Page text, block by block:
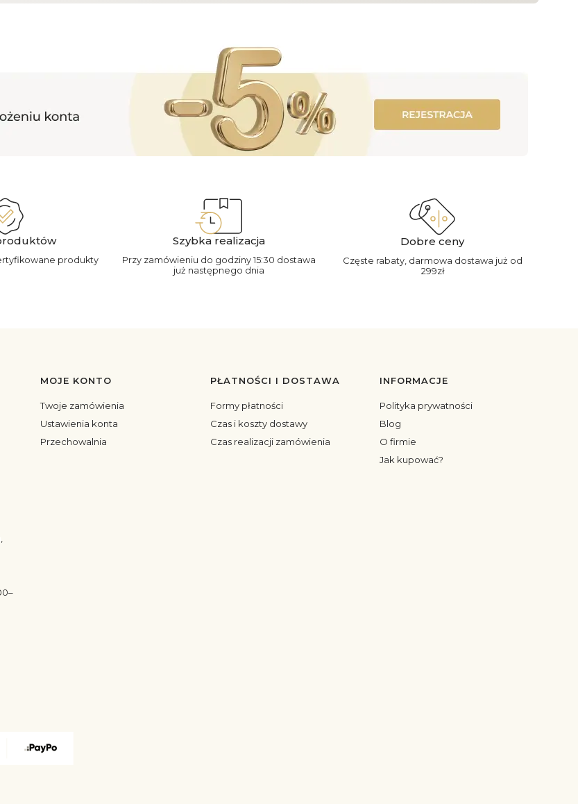
produkty
Szybka realizacja
Przy zamówieniu do godziny 15:30 dostawa
już następnego dnia
Dobre ceny
Częste rabaty, darmowa dostawa już od
299zł
MOJE KONTO
Twoje zamówienia
Ustawienia konta
Przechowalnia
PŁATNOŚCI I DOSTAWA
Formy płatności
Czas i koszty dostawy
Czas realizacji zamówienia
INFORMACJE
Polityka prywatności
Blog
O firmie
Jak kupować?